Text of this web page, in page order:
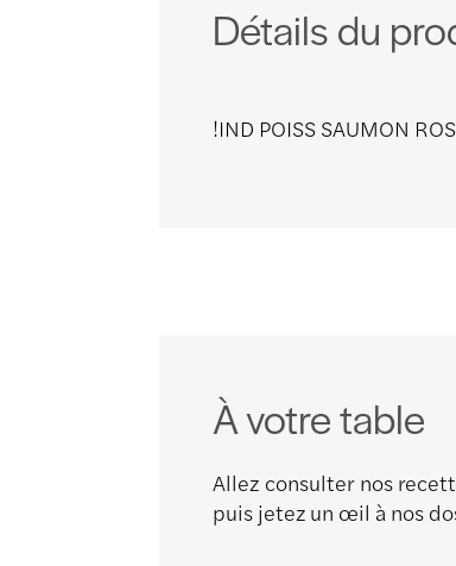
Détails du
!IND POISS SAUMON
À votre table
Allez consulter nos
puis jetez un œil à nos